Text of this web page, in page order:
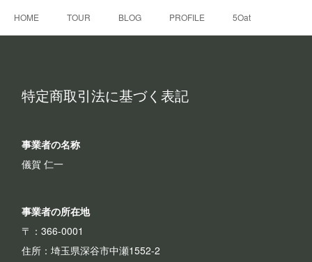
HOME TOUR BLOG PROFILE 5Oat
特定商取引法に基づく表記
事業者の名称
儀賀 仁一
事業者の所在地
〒：366-0001
住所：埼玉県深谷市中瀬1552-2